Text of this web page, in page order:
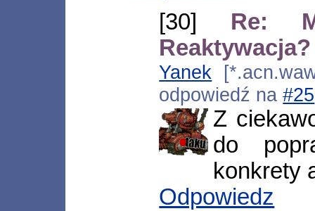
[30] Re:
Reaktywacja?
Yanek
odpowiedź na#25
Z
do
konkrety
Odpowiedz